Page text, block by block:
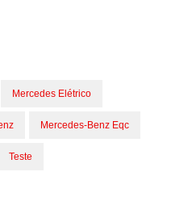
Mercedes Elétrico
Mercedes-Benz Eqc
Teste